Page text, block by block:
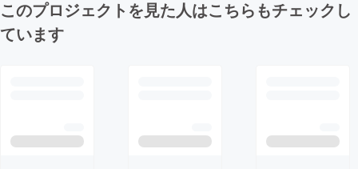
このプロジェクトを見た人はこちらもチェックし
ています